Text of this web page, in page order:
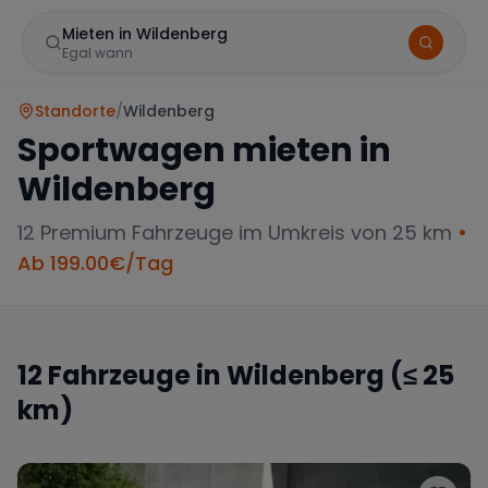
Mieten in Wildenberg
Egal wann
Standorte/Wildenberg
Sportwagen mieten in
Wildenberg
12 Premium Fahrzeuge im Umkreis von 25 km •
Ab 199.00€/Tag
12 Fahrzeuge in Wildenberg (≤ 25
km)